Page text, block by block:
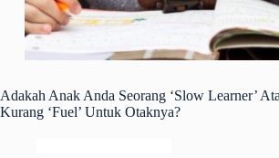
Adakah Anak Anda Seorang ‘Slow Learner’
Kurang ‘Fuel’ Untuk Otaknya?